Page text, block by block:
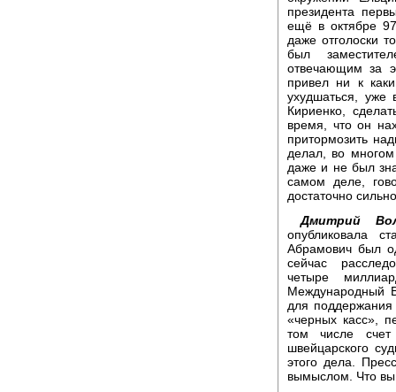
президента
ещё в октябре
даже отголоски
был
отвечающим за
привел ни к
ухудшаться, уже
Кириенко,
время, что он
притормозить
делал, во
даже и не был
самом деле,
достаточно
Дмитрий
опубликовала
Абрамович был
сейчас
четыре
Международный
для
«черных касс»,
том числе счет
швейцарского
этого дела.
вымыслом. Что